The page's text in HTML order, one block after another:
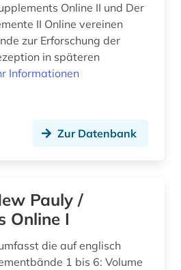
Online II und Der
II Online vereinen
zur Erforschung der
in späteren
Informationen
Zur Datenbank
Pauly /
Online I
die auf englisch
1 bis 6: Volume